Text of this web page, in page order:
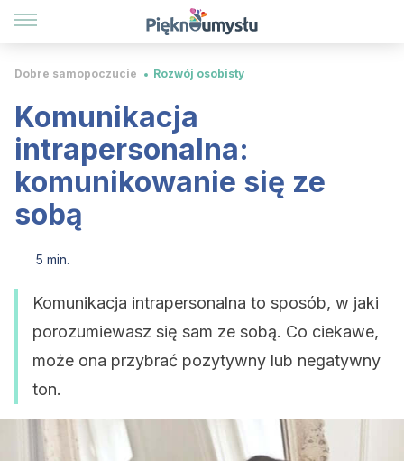
Dobre samopoczucie Rozwój osobisty
Komunikacja
intrapersonalna:
komunikowanie się ze
sobą
5 min.
Komunikacja intrapersonalna to sposób, w jaki
porozumiewasz się sam ze sobą. Co ciekawe,
może ona przybrać pozytywny lub negatywny
ton.